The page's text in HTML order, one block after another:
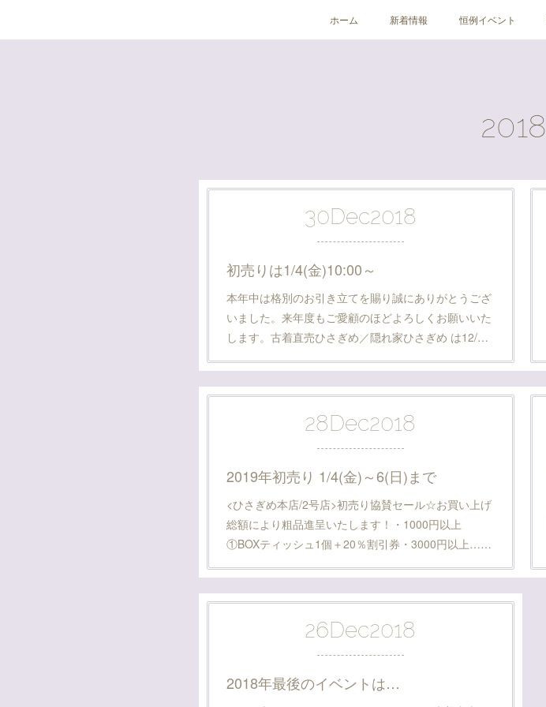
ホーム 新着情報 恒例イベント
2018
30Dec2018
初売りは1/4(金)10:00～
本年中は格別のお引き立てを賜り誠にありがとうござ
いました。来年度もご愛顧のほどよろしくお願いいた
します。古着直売ひさぎめ／隠れ家ひさぎめ は12/…
28Dec2018
2019年初売り 1/4(金)～6(日)まで
<ひさぎめ本店/2号店>初売り協賛セール☆お買い上げ
総額により粗品進呈いたします！・1000円以上
①BOXティッシュ1個＋20％割引券・3000円以上……
26Dec2018
2018年最後のイベントは…